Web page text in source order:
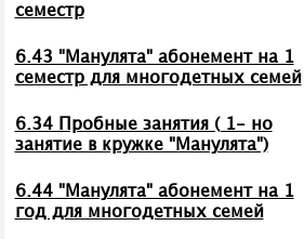
семестр
6.43 "Манулята" абонемент на 1
семестр для многодетных семей
6.34 Пробные занятия ( 1- но
занятие в кружке "Манулята")
6.44 "Манулята" абонемент на 1
год для многодетных семей